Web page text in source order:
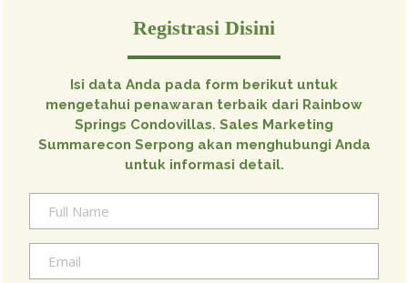
Registrasi Disini
Isi data Anda pada form berikut untuk
mengetahui penawaran terbaik dari Rainbow
Springs Condovillas. Sales Marketing
Summarecon Serpong akan menghubungi Anda
untuk informasi detail.